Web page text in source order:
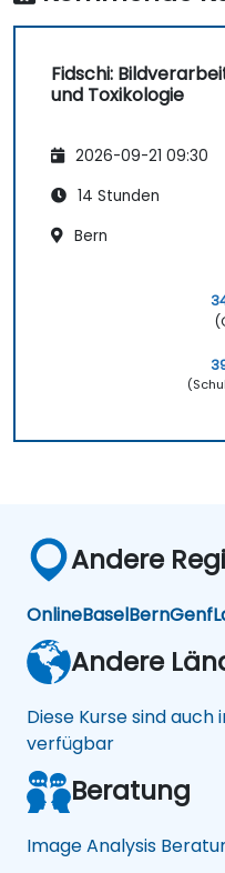
biologischen
Fidschi:
und Toxikologie
2026-09-21 09:30
14 Stunden
Bern
Andere
OnlineBaselBernGenf
Andere
Diese Kurse sind
verfügbar
Beratung
Image Analysis